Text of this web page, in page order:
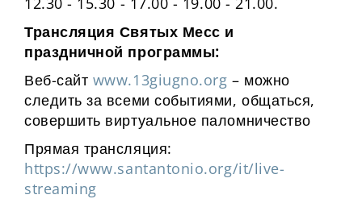
Трансляция Святых Месс и
праздничной программы:
Веб-сайт www.13giugno.org – можно
следить за всеми событиями, общаться,
совершить виртуальное паломничество
Прямая трансляция:
https://www.santantonio.org/it/live-
streaming